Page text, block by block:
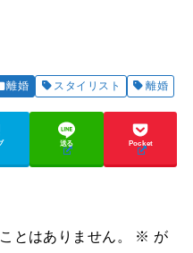
離婚 スタイリスト 離婚
送る Pocket
とはありません。 ※ が